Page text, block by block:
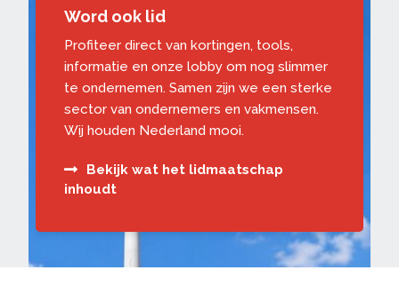
Word ook lid
Profiteer direct van kortingen, tools,
informatie en onze lobby om nog slimmer
te ondernemen. Samen zijn we een sterke
sector van ondernemers en vakmensen.
Wij houden Nederland mooi.
Bekijk wat het lidmaatschap
inhoudt